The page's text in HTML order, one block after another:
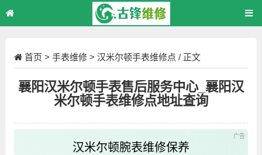
首页 > 手表维修> 汉米尔顿手表维修点 / 正文
襄阳汉米尔顿手表售后服务中心_襄阳汉
米尔顿手表维修点地址查询
汉米尔顿腕表维修保养